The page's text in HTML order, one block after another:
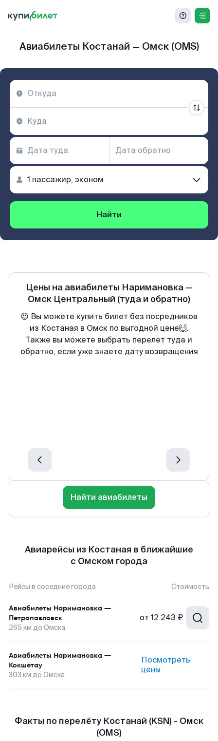
Авиабилеты Костанай — Омск (OMS)
Найти
Цены на авиабилеты Наримановка —
Омск Центральный (туда и обратно)
😍 Вы можете купить билет без посредников
из Костаная в Омск по выгодной цене🙌.
Также вы можете выбрать перелет туда и
обратно, если уже знаете дату возвращения
Найти авиабилеты
Авиарейсы из Костаная в ближайшие
с Омском города
Рейсы в соседние города Стоимость
Авиабилеты Наримановка —
Петропавловск
265 км до Омска
от 12 243 ₽
Авиабилеты Наримановка —
Кокшетау
303 км до Омска
Посмотреть
цены
Факты по перелёту Костанай (KSN) - Омск
(OMS)